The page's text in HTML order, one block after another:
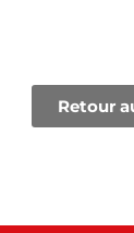
Retour